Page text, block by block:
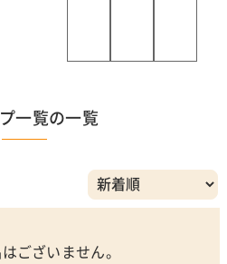
一覧の一覧
ございません。